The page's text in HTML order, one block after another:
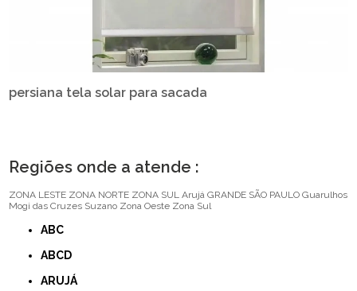
persiana tela solar para sacada
Regiões onde a atende :
ZONA LESTE ZONA NORTE ZONA SUL Arujá GRANDE SÃO PAULO Guarulhos
Mogi das Cruzes Suzano Zona Oeste Zona Sul
ABC
ABCD
ARUJÁ